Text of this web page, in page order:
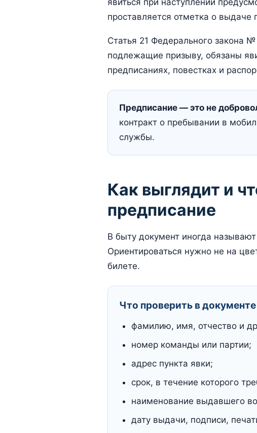
явиться при наступлении
проставляется отметка о выдаче
Статья 21 Федерального закона
подлежащие призыву, обязаны
предписаниях, повестках и
Предписание — это не
контракт о пребывании в
службы.
Как выглядит и
предписание
В быту документ иногда
Ориентироваться нужно не на
билете.
Что проверить в документе
фамилию, имя, отчество и
номер команды или партии;
адрес пункта явки;
срок, в течение которого
наименование выдавшего
дату выдачи, подписи,